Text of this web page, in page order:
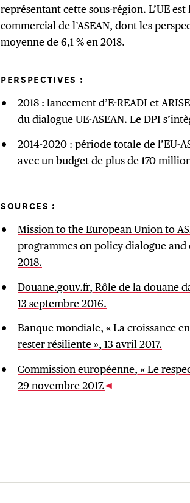
représentant cette sous-région. L’UE
commercial de l’ASEAN, dont les
moyenne de 6,1 % en 2018.
PERSPECTIVES :
2018 : lancement d’E-READI et
du dialogue UE-ASEAN. Le DPI
2014-2020 : période totale de l’EU-
avec un budget de plus de 170
SOURCES :
Mission to the European Union to
programmes on policy dialogue
2018.
Douane.gouv.fr, Rôle de la douane
13 septembre 2016.
Banque mondiale, « La croissance
rester résiliente », 13 avril 2017.
Commission européenne, « Le
29 novembre 2017.